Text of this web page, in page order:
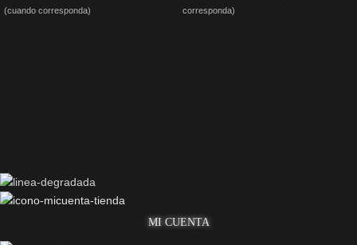
(cuando corresponda)
corresponda)
MI CUENTA